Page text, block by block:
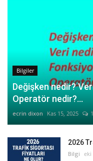
Bilgiler
Değişken nedir?
Operatör nedir?...
ecrin dixon Kas 15, 2025 1
2026
Bilgi eki